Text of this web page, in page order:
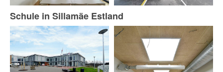
Schule in Sillamäe Estland